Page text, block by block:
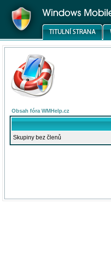
Obsah fóra WMHelp.cz
Skupiny bez členů